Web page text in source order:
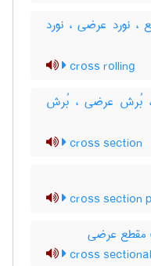
، نورد عرضی ، نورد
cross rolling
بُرش عرضی ، بُرش
cross section
cross section
عرضی
cross